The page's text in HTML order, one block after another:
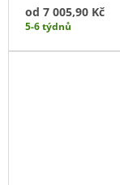
od 7 005,90 Kč
5-6 týdnů